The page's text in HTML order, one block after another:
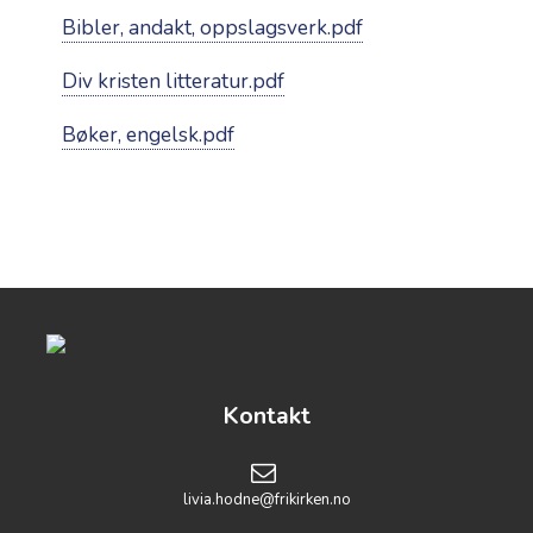
Bibler, andakt, oppslagsverk.pdf
Div kristen litteratur.pdf
Bøker, engelsk.pdf
Kontakt
livia.hodne@frikirken.no